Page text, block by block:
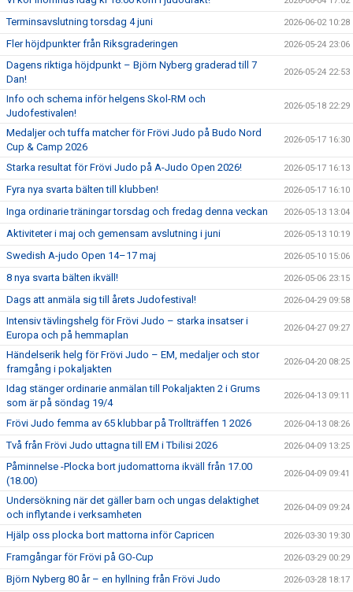
Terminsavslutning torsdag 4 juni 2026-06-02 10:28
Fler höjdpunkter från Riksgraderingen 2026-05-24 23:06
Dagens riktiga höjdpunkt – Björn Nyberg graderad till 7
Dan!
2026-05-24 22:53
Info och schema inför helgens Skol-RM och
Judofestivalen!
2026-05-18 22:29
Medaljer och tuffa matcher för Frövi Judo på Budo Nord
Cup & Camp 2026
2026-05-17 16:30
Starka resultat för Frövi Judo på A-Judo Open 2026! 2026-05-17 16:13
Fyra nya svarta bälten till klubben! 2026-05-17 16:10
Inga ordinarie träningar torsdag och fredag denna veckan 2026-05-13 13:04
Aktiviteter i maj och gemensam avslutning i juni 2026-05-13 10:19
Swedish A-judo Open 14–17 maj 2026-05-10 15:06
8 nya svarta bälten ikväll! 2026-05-06 23:15
Dags att anmäla sig till årets Judofestival! 2026-04-29 09:58
Intensiv tävlingshelg för Frövi Judo – starka insatser i
Europa och på hemmaplan
2026-04-27 09:27
Händelserik helg för Frövi Judo – EM, medaljer och stor
framgång i pokaljakten
2026-04-20 08:25
Idag stänger ordinarie anmälan till Pokaljakten 2 i Grums
som är på söndag 19/4
2026-04-13 09:11
Frövi Judo femma av 65 klubbar på Trollträffen 1 2026 2026-04-13 08:26
Två från Frövi Judo uttagna till EM i Tbilisi 2026 2026-04-09 13:25
Påminnelse -Plocka bort judomattorna ikväll från 17.00
(18.00)
2026-04-09 09:41
Undersökning när det gäller barn och ungas delaktighet
och inflytande i verksamheten
2026-04-09 09:24
Hjälp oss plocka bort mattorna inför Capricen 2026-03-30 19:30
Framgångar för Frövi på GO-Cup 2026-03-29 00:29
Björn Nyberg 80 år – en hyllning från Frövi Judo 2026-03-28 18:17